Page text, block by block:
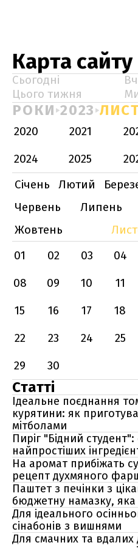
Карта сайту
Сьогодні
Цього тижня
РОКИ 2023
2020 2021
2024
2025
Січень
Лютий
Червень
Липень
Жовтень
01
02 03 04
08
09 10 11
15
16 17 18
22
23 24 25
29
30
Статті
Ідеальне поєднання
курятини: як
мітболами
Пиріг "Бідний
найпростіших
На аромат прибіжать
рецепт духмяного
Паштет з печінки з
бюджетну намазку, яка
Для ідеального
сінабонів з вишнями
Для смачних та вдалих